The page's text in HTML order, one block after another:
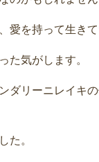
愛を持って生きて
た気がします。
ダリーニレイキ
た。